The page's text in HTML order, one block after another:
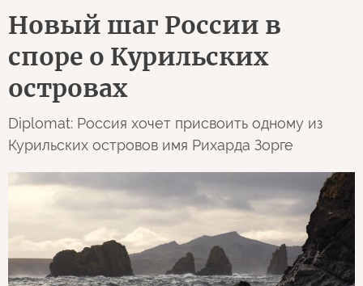
Новый шаг России в
споре о Курильских
островах
Diplomat: Россия хочет присвоить одному из
Курильских островов имя Рихарда Зорге